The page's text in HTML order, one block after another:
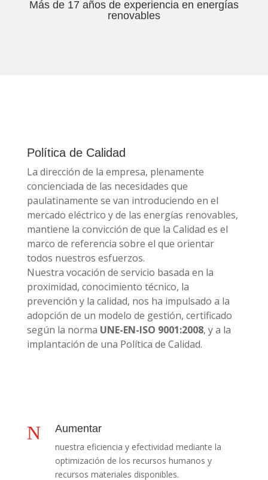
Más de 17 años de experiencia en energías
renovables
Política de Calidad
La dirección de la empresa, plenamente
concienciada de las necesidades que
paulatinamente se van introduciendo en el
mercado eléctrico y de las energías renovables,
mantiene la convicción de que la Calidad es el
marco de referencia sobre el que orientar
todos nuestros esfuerzos.
Nuestra vocación de servicio basada en la
proximidad, conocimiento técnico, la
prevención y la calidad, nos ha impulsado a la
adopción de un modelo de gestión, certificado
según la norma UNE-EN-ISO 9001:2008, y a la
implantación de una Política de Calidad.
N Aumentar
nuestra eficiencia y efectividad mediante la
optimización de los recursos humanos y
recursos materiales disponibles.